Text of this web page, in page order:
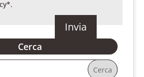
*.
Cerca